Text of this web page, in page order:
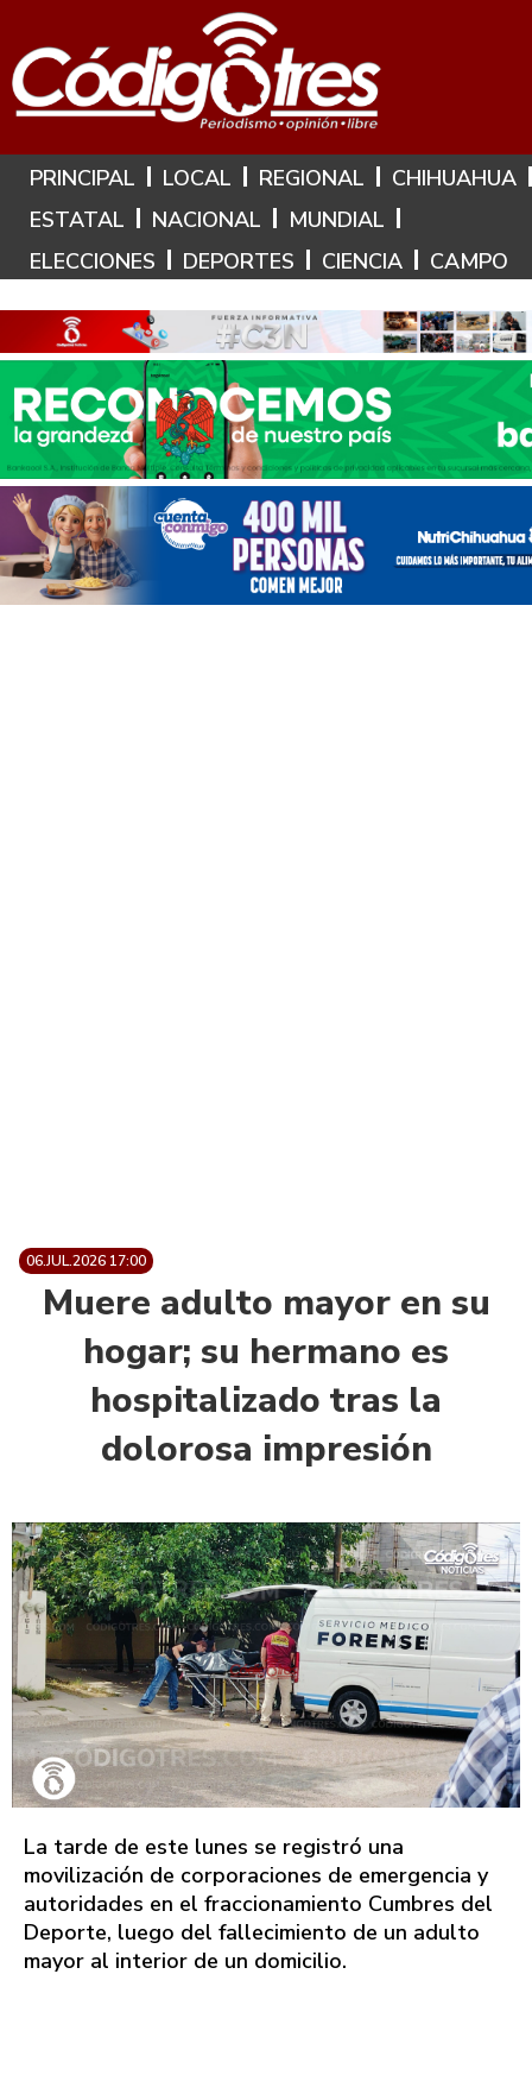
Hoy es: 7 de Agosto de 2026
PRINCIPAL LOCAL REGIONAL
CHIHUAHUA
ESTATAL
NACIONAL
MUNDIAL
ELECCIONES
DEPORTES CIENCIA CAMPO
06.JUL.2026 17:00
Muere adulto mayor en su
hogar; su hermano es
hospitalizado tras la
dolorosa impresión
La tarde de este lunes se registró una
movilización de corporaciones de emergencia y
autoridades en el fraccionamiento Cumbres del
Deporte, luego del fallecimiento de un adulto
mayor al interior de un domicilio.